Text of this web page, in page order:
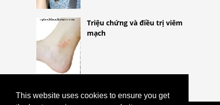
This website uses cookies to ensure you get
Triệu chứng và điều trị viêm
mạch